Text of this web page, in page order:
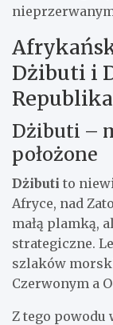
Dżibuti i
Dżibuti –
położone
Dżibuti to
Afryce, nad
małą plamką,
strategiczne.
szlaków
Czerwonym a
Z tego powodu